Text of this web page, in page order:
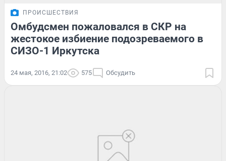
ПРОИСШЕСТВИЯ
Омбудсмен пожаловался в СКР на
жестокое избиение подозреваемого в
СИЗО-1 Иркутска
24 мая, 2016, 21:02 575 Обсудить